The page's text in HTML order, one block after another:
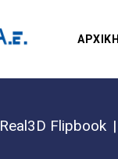
ΑΡΧΙΚΗ
Real3D Flipbook